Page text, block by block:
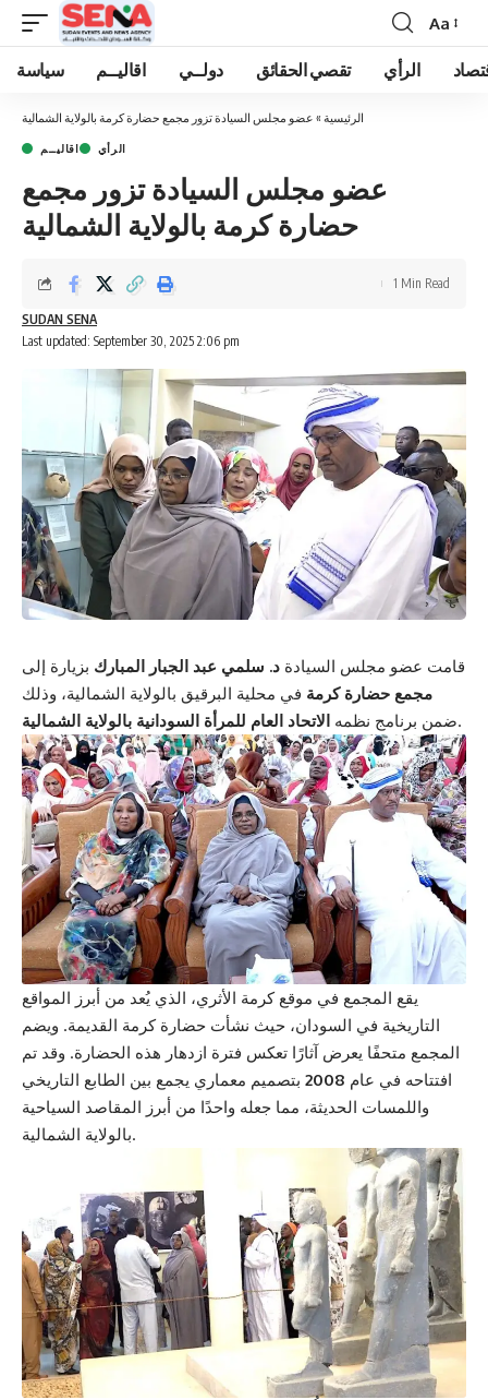
Font
Resizer
Aa
سياسة اقاليــم دولــي تقصي الحقائق الرأي
الرئيسية » عضو مجلس السيادة تزور مجمع حضارة كرمة بالولاية الشمالية
اقاليــم الرأي
عضو مجلس السيادة تزور مجمع
حضارة كرمة بالولاية الشمالية
Last updated: September 30, 2025 2:06 pm
SUDAN SENA
1 Min Read
قامت عضو مجلس السيادة د. سلمي عبد الجبار المبارك بزيارة إلى
مجمع حضارة كرمة في محلية البرقيق بالولاية الشمالية، وذلك
ضمن برنامج نظمه الاتحاد العام للمرأة السودانية بالولاية الشمالية .
يقع المجمع في موقع كرمة الأثري، الذي يُعد من أبرز المواقع
التاريخية في السودان، حيث نشأت حضارة كرمة القديمة. ويضم
المجمع متحفًا يعرض آثارًا تعكس فترة ازدهار هذه الحضارة. وقد تم
افتتاحه في عام 2008 بتصميم معماري يجمع بين الطابع التاريخي
واللمسات الحديثة، مما جعله واحدًا من أبرز المقاصد السياحية
بالولاية الشمالية.